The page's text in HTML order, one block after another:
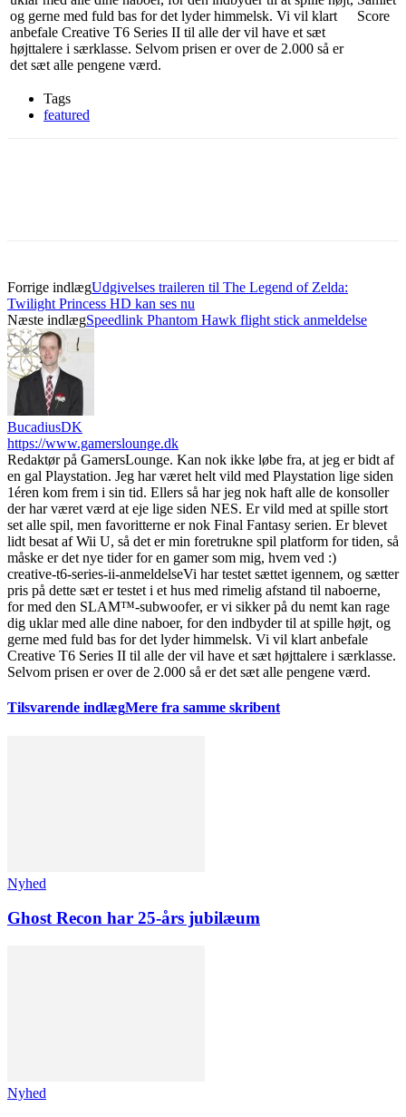
og gerne med fuld bas for det lyder himmelsk. Vi vil klart
anbefale Creative T6 Series II til alle der vil have et sæt
højttalere i særklasse. Selvom prisen er over de 2.000 så er
det sæt alle pengene værd.
Score
Tags
featured
Forrige indlægUdgivelses traileren til The Legend of Zelda:
Twilight Princess HD kan ses nu
Næste indlægSpeedlink Phantom Hawk flight stick anmeldelse
BucadiusDK
https://www.gamerslounge.dk
Redaktør på GamersLounge. Kan nok ikke løbe fra, at jeg er bidt af
en gal Playstation. Jeg har været helt vild med Playstation lige siden
1éren kom frem i sin tid. Ellers så har jeg nok haft alle de konsoller
der har været værd at eje lige siden NES. Er vild med at spille stort
set alle spil, men favoritterne er nok Final Fantasy serien. Er blevet
lidt besat af Wii U, så det er min foretrukne spil platform for tiden, så
måske er det nye tider for en gamer som mig, hvem ved :)
creative-t6-series-ii-anmeldelseVi har testet sættet igennem, og sætter
pris på dette sæt er testet i et hus med rimelig afstand til naboerne,
for med den SLAM™-subwoofer, er vi sikker på du nemt kan rage
dig uklar med alle dine naboer, for den indbyder til at spille højt, og
gerne med fuld bas for det lyder himmelsk. Vi vil klart anbefale
Creative T6 Series II til alle der vil have et sæt højttalere i særklasse.
Selvom prisen er over de 2.000 så er det sæt alle pengene værd.
Tilsvarende indlægMere fra samme skribent
Nyhed
Ghost Recon har 25-års jubilæum
Nyhed